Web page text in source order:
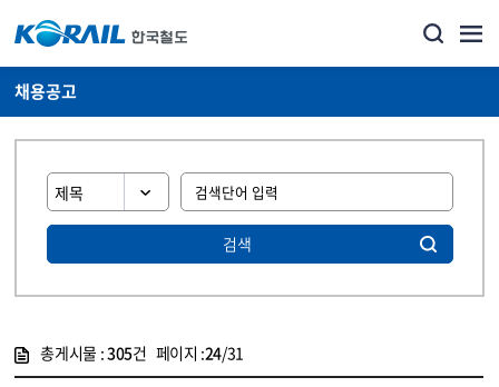
채용공고
검색
총게시물 :305건 페이지 :24/31